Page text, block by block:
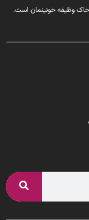
وظیفه خونینمان است.